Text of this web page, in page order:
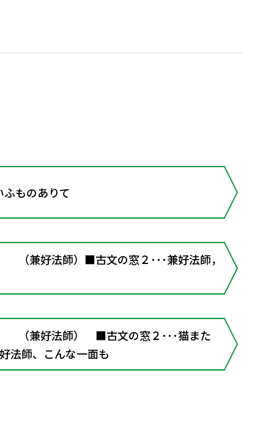
ものありて
（兼好法師）■古文の窓２･･･兼好法師，
（兼好法師） ■古文の窓２･･･猫また
法師、こんな一面も